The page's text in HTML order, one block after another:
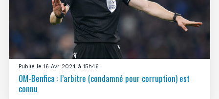
Publié le 16 Avr 2024 à 15h46
OM-Benfica : l’arbitre (condamné pour corruption) est
connu